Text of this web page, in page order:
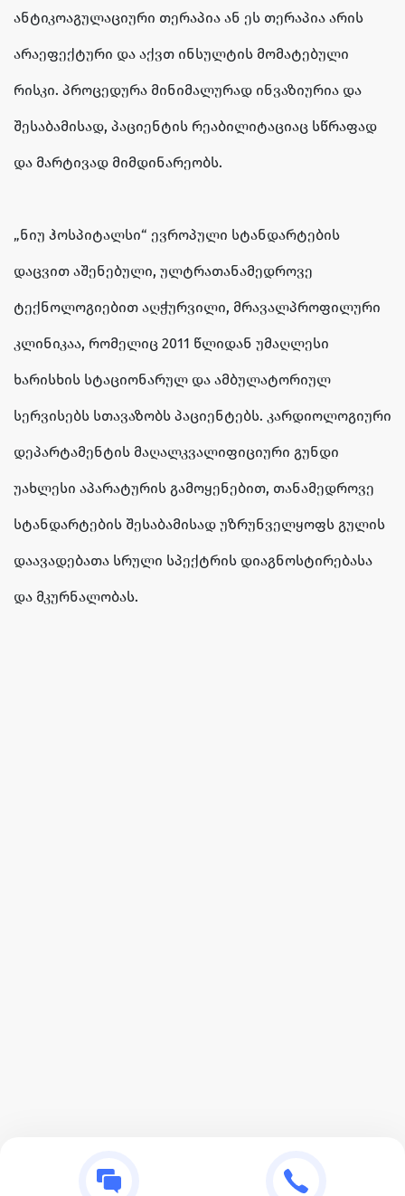
ანტიკოაგულაციური თერაპია ან ეს თერაპია არის
არაეფექტური და აქვთ ინსულტის მომატებული
რისკი. პროცედურა მინიმალურად ინვაზიურია და
შესაბამისად, პაციენტის რეაბილიტაციაც სწრაფად
და მარტივად მიმდინარეობს.
„ნიუ ჰოსპიტალსი“ ევროპული სტანდარტების
დაცვით აშენებული, ულტრათანამედროვე
ტექნოლოგიებით აღჭურვილი, მრავალპროფილური
კლინიკაა, რომელიც 2011 წლიდან უმაღლესი
ხარისხის სტაციონარულ და ამბულატორიულ
სერვისებს სთავაზობს პაციენტებს. კარდიოლოგიური
დეპარტამენტის მაღალკვალიფიციური გუნდი
უახლესი აპარატურის გამოყენებით, თანამედროვე
სტანდარტების შესაბამისად უზრუნველყოფს გულის
დაავადებათა სრული სპექტრის დიაგნოსტირებასა
და მკურნალობას.